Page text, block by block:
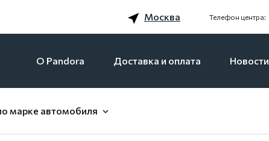
Москва Телефон центра:
O Pandora Доставка и оплата Новости
марке автомобиля